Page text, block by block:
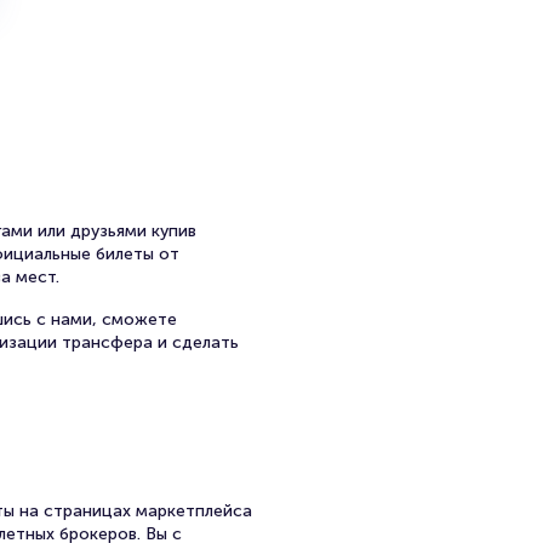
актрисой Ростовского
в Ростовский театр
пара» Владислава
и Фелисити
главную роль жены
или друзьями купив
билеты от
мест.
с нами, сможете
трансфера и сделать
на страницах маркетплейса
брокеров. Вы с